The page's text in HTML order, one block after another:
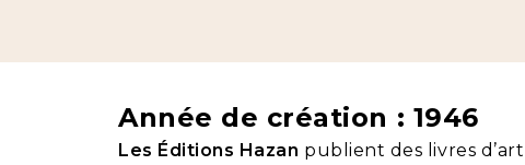
Année de création : 1946
Les Éditions Hazan publient des livres